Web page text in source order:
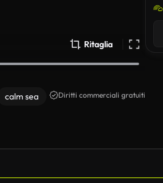
Ritaglia
calm sea
Diritti commerciali gratuiti